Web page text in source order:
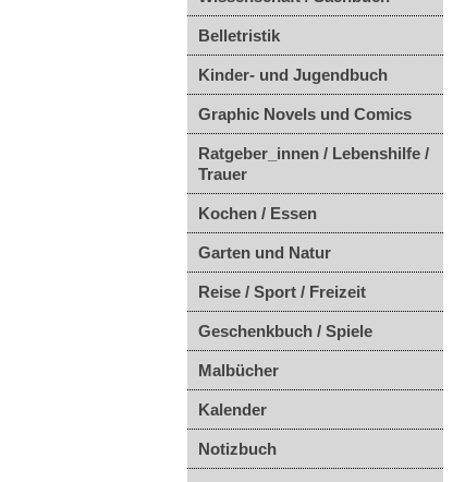
Belletristik
Kinder- und Jugendbuch
Graphic Novels und Comics
Ratgeber_innen / Lebenshilfe /
Trauer
Kochen / Essen
Garten und Natur
Reise / Sport / Freizeit
Geschenkbuch / Spiele
Malbücher
Kalender
Notizbuch